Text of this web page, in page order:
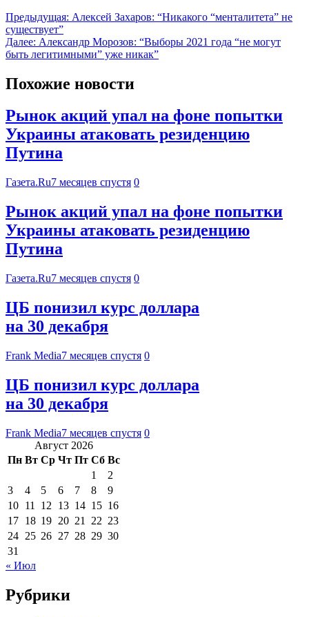
Предыдущая: Алексей Захаров: “Никакого “менталитета” не
существует”
Далее: Александр Морозов: “Выборы 2021 года “не могут
быть легитимными” уже никак”
Похожие новости
Рынок акций упал на фоне попытки
Украины атаковать резиденцию
Путина
Газета.Ru7 месяцев спустя 0
Рынок акций упал на фоне попытки
Украины атаковать резиденцию
Путина
Газета.Ru7 месяцев спустя 0
ЦБ понизил курс доллара
на 30 декабря
Frank Media7 месяцев спустя 0
ЦБ понизил курс доллара
на 30 декабря
Frank Media7 месяцев спустя 0
Август 2026
Пн Вт Ср Чт Пт Сб Вс
1
2
3
4 5 6 7 8
9
10 11 12 13 14 15 16
17 18 19 20 21 22 23
24 25 26 27 28 29 30
31
« Июл
Рубрики